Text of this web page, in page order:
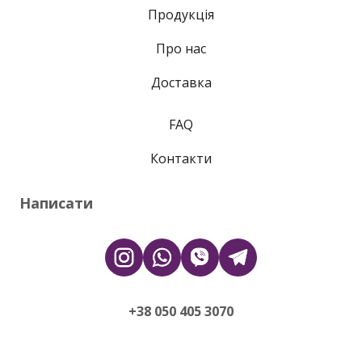
Продукція
Про нас
Доставка
FAQ
Контакти
Написати
+38 050 405 3070